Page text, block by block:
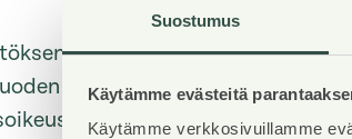
Suostumus
Käytämme evästeitä
Käytämme verkkosivuillamme
mukaisesti valtion tuki
2025 jälkeen. Muutoksesta
ei olla